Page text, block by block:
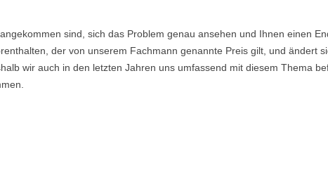
sind, sich das Problem genau ansehen und Ihnen einen
der von unserem Fachmann genannte Preis gilt, und ändert
wir auch in den letzten Jahren uns umfassend mit diesem Thema